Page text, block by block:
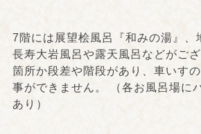
7階には展望桧風呂『和みの湯』、
長寿大岩風呂や露天風呂などがご
箇所か段差や階段があり、車いす
事ができません。 （各お風呂場に
あり）